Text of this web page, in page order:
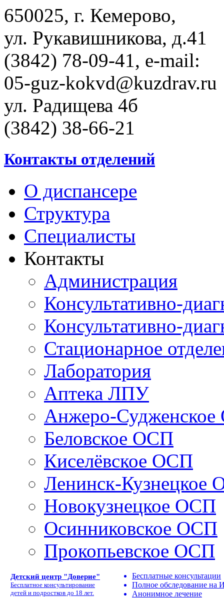
650025, г. Кемерово,
ул. Рукавишникова, д.41
(3842) 78-09-41, e-mail:
05-guz-kоkvd@kuzdrаv.ru
ул. Радищева 4б
(3842) 38-66-21
Контакты отделений
О диспансере
Структура
Специалисты
Контакты
Администрация
Консультативно-
Консультативно-
Стационарное
Лаборатория
Аптека ЛПУ
Анжеро-
Беловское ОСП
Киселёвское ОСП
Ленинск-Кузнецкое
Новокузнецкое ОСП
Осинниковское ОСП
Прокопьевское ОСП
Детский центр "Доверие"
Бесплатное консультирование
детей и подростков до 18 лет.
Бесплатные консультации
Полное обследование
Анонимное лечение